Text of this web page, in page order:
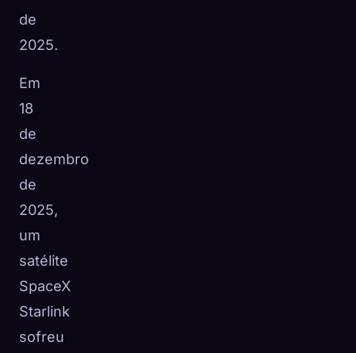
de
2025.
Em
18
de
dezembro
de
2025,
um
satélite
SpaceX
Starlink
sofreu